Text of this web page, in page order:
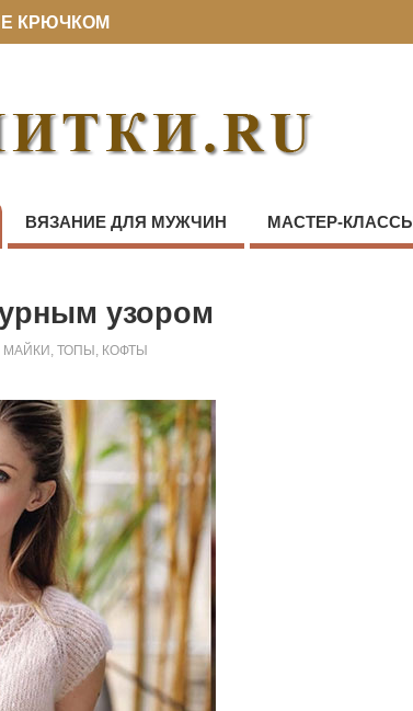
КРЮЧКОМ
ВЯЗАНИЕ ДЛЯ МУЖЧИН МАСТЕР-КЛАССЫ
узором
МАЙКИ, ТОПЫ, КОФТЫ